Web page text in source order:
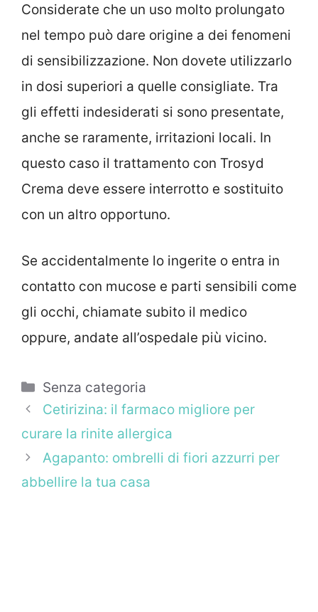
Considerate che un uso molto prolungato
nel tempo può dare origine a dei fenomeni
di sensibilizzazione. Non dovete utilizzarlo
in dosi superiori a quelle consigliate. Tra
gli effetti indesiderati si sono presentate,
anche se raramente, irritazioni locali. In
questo caso il trattamento con Trosyd
Crema deve essere interrotto e sostituito
con un altro opportuno.
Se accidentalmente lo ingerite o entra in
contatto con mucose e parti sensibili come
gli occhi, chiamate subito il medico
oppure, andate all’ospedale più vicino.
Categorie
Senza categoria
Cetirizina: il farmaco migliore per
curare la rinite allergica
Agapanto: ombrelli di fiori azzurri per
abbellire la tua casa